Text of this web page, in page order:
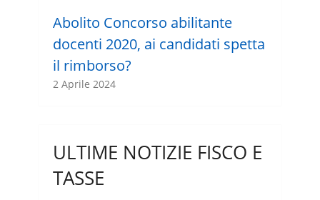
Abolito Concorso abilitante
docenti 2020, ai candidati spetta
il rimborso?
2 Aprile 2024
ULTIME NOTIZIE FISCO E
TASSE